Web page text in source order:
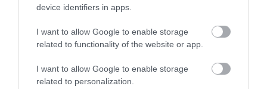
device identifiers in apps.
I want to allow Google to enable storage
related to functionality of the website or app.
I want to allow Google to enable storage
related to personalization.